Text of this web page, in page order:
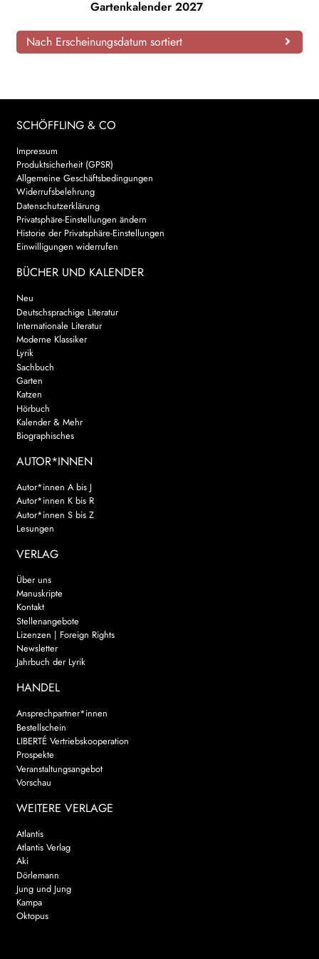
NEWSLETTER
Search:
Gartenkalender 2027
Nach Erscheinungsdatum sortiert
SCHÖFFLING & CO
Impressum
Produktsicherheit (GPSR)
Allgemeine Geschäftsbedingungen
Widerrufsbelehrung
Datenschutzerklärung
Privatsphäre-Einstellungen ändern
Historie der Privatsphäre-Einstellungen
Einwilligungen widerrufen
BÜCHER UND KALENDER
Neu
Deutschsprachige Literatur
Internationale Literatur
Moderne Klassiker
Lyrik
Sachbuch
Garten
Katzen
Hörbuch
Kalender & Mehr
Biographisches
AUTOR*INNEN
Autor*innen A bis J
Autor*innen K bis R
Autor*innen S bis Z
Lesungen
VERLAG
Über uns
Manuskripte
Kontakt
Stellenangebote
Lizenzen | Foreign Rights
Newsletter
Jahrbuch der Lyrik
HANDEL
Ansprechpartner*innen
Bestellschein
LIBERTÉ Vertriebskooperation
Prospekte
Veranstaltungsangebot
Vorschau
WEITERE VERLAGE
Atlantis
Atlantis Verlag
Aki
Dörlemann
Jung und Jung
Kampa
Oktopus